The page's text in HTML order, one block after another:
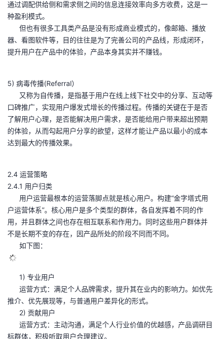
通过调配供给侧和需求侧之间的信息连接效率向多方收费，这是一
种盈利模式。
但也有很多工具类产品是没有形成商业模式的，像邮箱、播放
器、看图软件等，目的往往是为了完善公司的产品线，形成闭环，
提升用户在产品中的体验，产品本身其实并不赚钱。
5) 病毒传播(Referral）
又称为自传播，是指基于用户在线上线下社交中的分享、互动等
口碑推广，实现用户爆发式增长的传播过程。传播的关键在于是否
了解用户心理，是否能解决用户需求，是否能给用户带来超出预期
的体验，从而勾起用户分享的欲望，这样才能让产品以最小的成本
达到最大的传播效果。
2.4 运营策略
2.4.1 用户归类
用户运营最根本的运营落脚点就是核心用户。构建“金字塔式用
户运营体系”。核心用户是多个类型的群体，各自发挥着不同的作
用，并且群体之间也存在相互联系和作用力。同时这些用户群体并
不是长期不变的存在，因产品所处的阶段不同而不同。
如下图：
1) 专业用户
运营方式：满足个人品牌需求，提升其在业内的影响力。如优先
推介、优先展现等，与普通用户差异化的形式。
2) 贡献用户
运营方式：主动沟通，满足个人行业价值的优越感，产品调研目
标群体，积极听取用户合理建议。